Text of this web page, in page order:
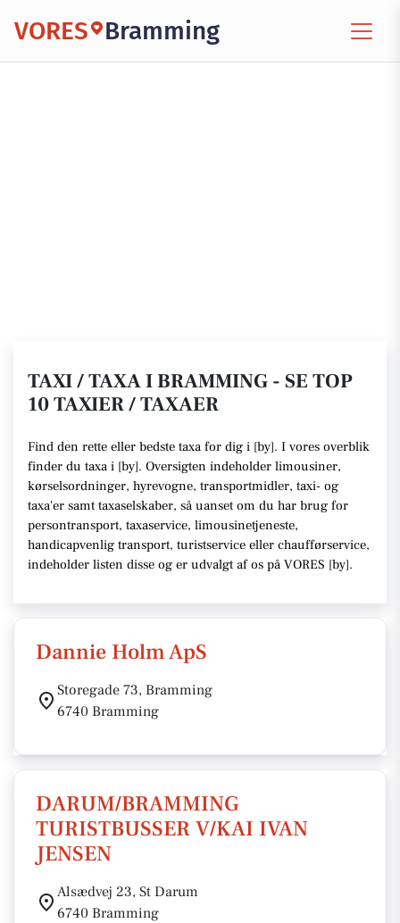
VORES Bramming
TAXI / TAXA I BRAMMING - SE TOP
10 TAXIER / TAXAER
Find den rette eller bedste taxa for dig i [by]. I vores overblik
finder du taxa i [by]. Oversigten indeholder limousiner,
kørselsordninger, hyrevogne, transportmidler, taxi- og
taxa'er samt taxaselskaber, så uanset om du har brug for
persontransport, taxaservice, limousinetjeneste,
handicapvenlig transport, turistservice eller chaufførservice,
indeholder listen disse og er udvalgt af os på VORES [by].
Dannie Holm ApS
Storegade 73, Bramming
6740 Bramming
DARUM/BRAMMING
TURISTBUSSER V/KAI IVAN
JENSEN
Alsædvej 23, St Darum
6740 Bramming